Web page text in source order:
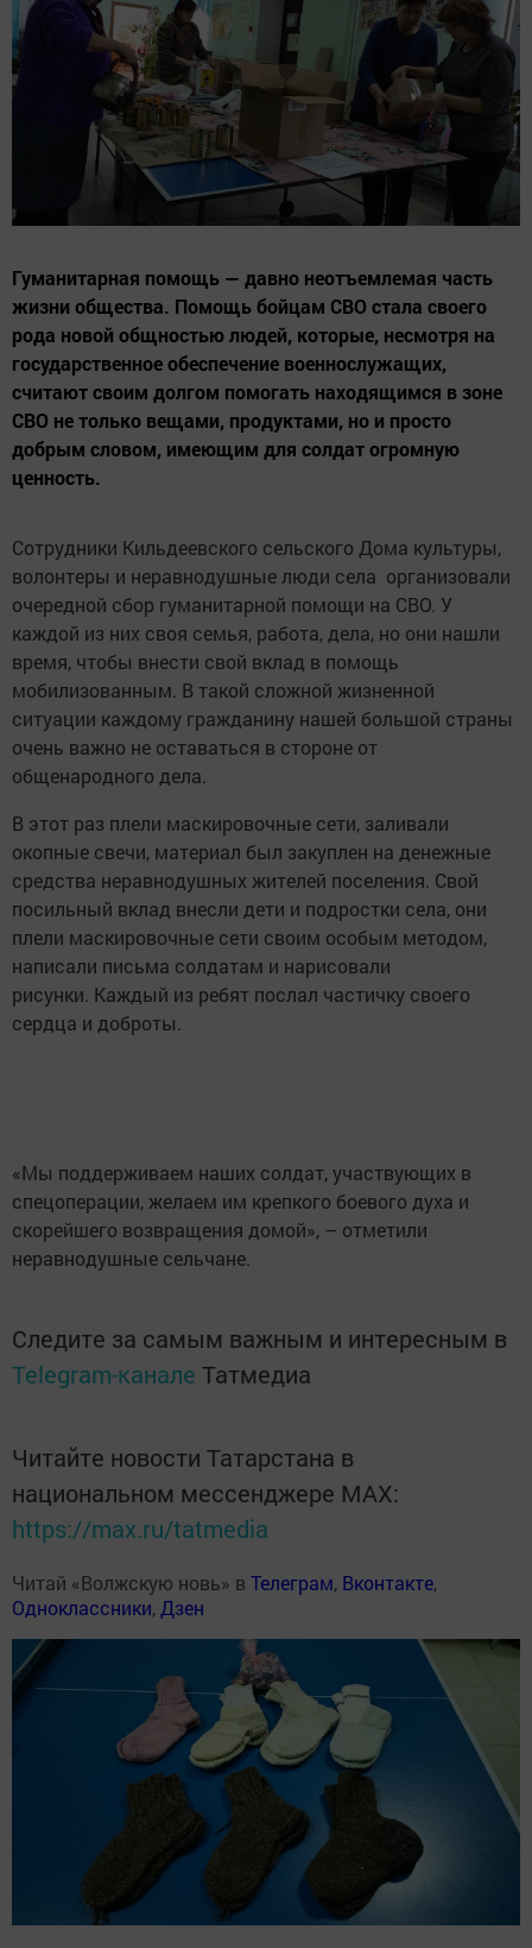
Гуманитарная помощь — давно неотъемлемая часть
жизни общества. Помощь бойцам СВО стала своего
рода новой общностью людей, которые, несмотря на
государственное обеспечение военнослужащих,
считают своим долгом помогать находящимся в зоне
СВО не только вещами, продуктами, но и просто
добрым словом, имеющим для солдат огромную
ценность.
Сотрудники Кильдеевского сельского Дома культуры,
волонтеры и неравнодушные люди села организовали
очередной сбор гуманитарной помощи на СВО. У
каждой из них своя семья, работа, дела, но они нашли
время, чтобы внести свой вклад в помощь
мобилизованным. В такой сложной жизненной
ситуации каждому гражданину нашей большой страны
очень важно не оставаться в стороне от
общенародного дела.
В этот раз плели маскировочные сети, заливали
окопные свечи, материал был закуплен на денежные
средства неравнодушных жителей поселения. Свой
посильный вклад внесли дети и подростки села, они
плели маскировочные сети своим особым методом,
написали письма солдатам и нарисовали
рисунки. Каждый из ребят послал частичку своего
сердца и доброты.
«Мы поддерживаем наших солдат, участвующих в
спецоперации, желаем им крепкого боевого духа и
скорейшего возвращения домой», – отметили
неравнодушные сельчане.
Следите за самым важным и интересным в
Telegram-канале Татмедиа
Читайте новости Татарстана в
национальном мессенджере MАХ:
https://max.ru/tatmedia
Читай «Волжскую новь» в Телеграм, Вконтакте,
Одноклассники, Дзен